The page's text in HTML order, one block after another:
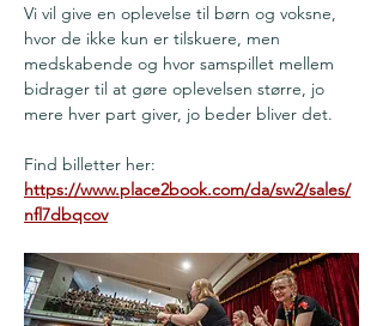
Vi vil give en oplevelse til børn og voksne,
hvor de ikke kun er tilskuere, men
medskabende og hvor samspillet mellem
bidrager til at gøre oplevelsen større, jo
mere hver part giver, jo beder bliver det.
Find billetter her:
https://www.place2book.com/da/sw2/sales/
nfl7dbqcov